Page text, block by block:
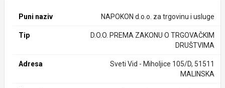
Puni naziv NAPOKON d.o.o. za trgovinu i usluge
Tip
D.O.O. PREMA ZAKONU O TRGOVAČKIM
DRUŠTVIMA
Adresa
Sveti Vid - Miholjice 105/D, 51511
MALINSKA